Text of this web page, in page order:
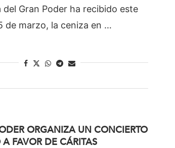
del Gran Poder ha recibido este
de marzo, la ceniza en …
ORGANIZA UN CONCIERTO
FAVOR DE CÁRITAS